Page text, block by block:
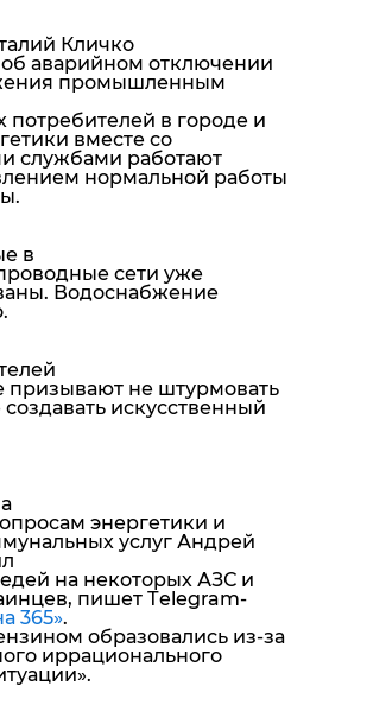
Кличко
аварийном отключении
промышленным
потребителей в городе и
вместе со
службами работают
нормальной работы
в
сети уже
Водоснабжение
призывают не штурмовать
искусственный
энергетики и
услуг Андрей
на некоторых АЗС и
пишет Тelegram-
365».
образовались из-за
иррационального